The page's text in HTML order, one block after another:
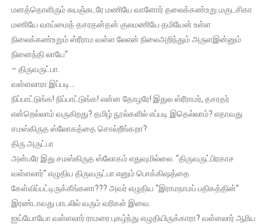
மனத்தொளிரும் சுயஞ்சுடரே மணியே வானோர் தலைக்கண்உறு மகுடசிகா
மணியே வாய்மைத் தசரதன்தன் குலமணியே தமியேன் உள்ள
நிலைக்கண்உறும் ஸ்ரீராம வள்ள லேஎன் நிலைஅறிந்தும் அருளஇன்னும்
நினைந்தி லாயே”
– திருவருட்பா.
வள்ளலாரா இப்படி…
நிப்பாட்டுங்க! நிப்பாட்டுங்க! என்ன தோழரே! இதுல ஸ்ரீராமர், தசரதர்
என்றெல்லாம் வருகிறது? தமிழ் நூல்களில் எப்படி இதெல்லாம்? எதாவது
சமஸ்கிருத ஸ்லோகத்தை சொல்றீங்கறா?
திரு அருட்பா
அன்பரே இது சமஸ்கிருத ஸ்லோகம் எதுவுமில்லை. “திருவருட்பிரகாச
வள்ளலார்” எழுதிய திருவருட்பா எனும் பொக்கிஷத்தை
கேள்விப்பட்டிருக்கீங்களா??? அவர் எழுதிய “இராமநாமப் பதிகத்தின்”
இரண்டாவது பாடலில் வரும் வரிகள் இவை.
ஐய்யோயோ வள்ளலார் ராமரை புகழ்ந்து எழுதியிருக்காரா? வள்ளலார் ஆரிய